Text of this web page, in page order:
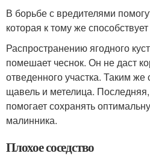
В борьбе с вредителями
которая к тому же
Распространению ягодного
помешает чеснок. Он не даст
отведенного участка. Таким
щавель и метелица.
помогает сохранять
малинника.
Плохое соседство